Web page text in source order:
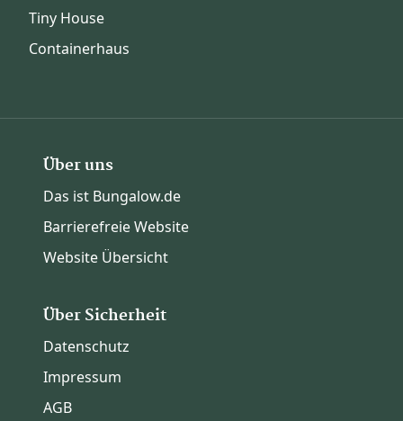
Tiny House
Containerhaus
Über uns
Das ist Bungalow.de
Barrierefreie Website
Website Übersicht
Über Sicherheit
Datenschutz
Impressum
AGB